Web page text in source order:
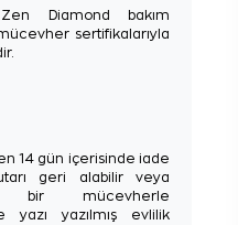
Diamond bakım
sertifikalarıyla
14 gün içerisinde iade
geri alabilir veya
bir mücevherle
yazı yazılmış evlilik